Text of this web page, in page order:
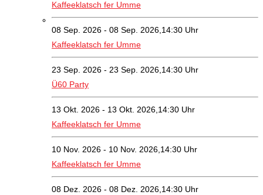
Kaffeeklatsch fer Umme
08 Sep. 2026 - 08 Sep. 2026,14:30 Uhr
Kaffeeklatsch fer Umme
23 Sep. 2026 - 23 Sep. 2026,14:30 Uhr
Ü60 Party
13 Okt. 2026 - 13 Okt. 2026,14:30 Uhr
Kaffeeklatsch fer Umme
10 Nov. 2026 - 10 Nov. 2026,14:30 Uhr
Kaffeeklatsch fer Umme
08 Dez. 2026 - 08 Dez. 2026,14:30 Uhr